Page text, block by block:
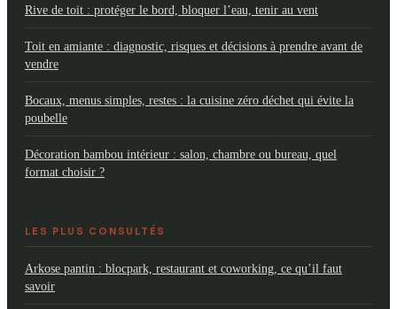
Rive de toit : protéger le bord, bloquer l’eau, tenir au vent
Toit en amiante : diagnostic, risques et décisions à prendre avant de
vendre
Bocaux, menus simples, restes : la cuisine zéro déchet qui évite la
poubelle
Décoration bambou intérieur : salon, chambre ou bureau, quel
format choisir ?
LES PLUS CONSULTÉS
Arkose pantin : blocpark, restaurant et coworking, ce qu’il faut
savoir